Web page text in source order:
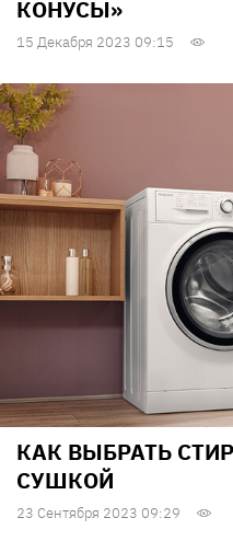
КОНУСЫ»
15 Декабря 2023 09:15
КАК ВЫБРАТЬ
СУШКОЙ
23 Сентября 2023 09:29